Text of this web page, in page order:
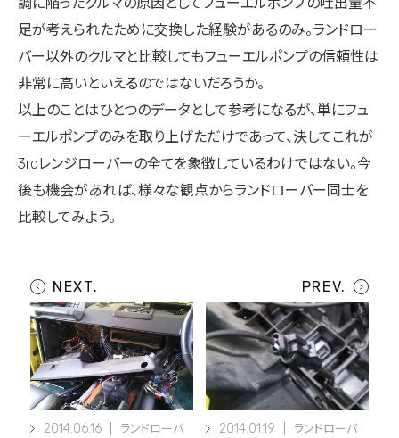
調に陥ったクルマの原因としてフューエルポンプの吐出量不
足が考えられたために交換した経験があるのみ。ランドロー
バー以外のクルマと比較してもフューエルポンプの信頼性は
非常に高いといえるのではないだろうか。
以上のことはひとつのデータとして参考になるが、単にフュ
ーエルポンプのみを取り上げただけであって、決してこれが
3rdレンジローバーの全てを象徴しているわけではない。今
後も機会があれば、様々な観点からランドローバー同士を
比較してみよう。
2014.06.16 ランドローバ 2014.01.19 ランドローバ